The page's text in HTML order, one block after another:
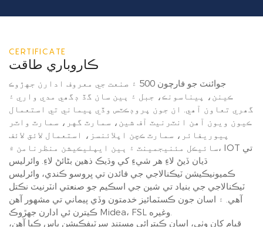
CERTIFICATE
ڪاروباري طاقت
جوائنٽ جو فارچون 500 ۽ صنعت جي معروف ادارن جهڙوڪ
ڪينن، پيناسونڪ، جبل ۽ ٻين سان گڏ ڊگھي مدي واري ۽
گھري تعاون آھي. ان جون پروڊڪٽس وڏي پيماني تي استعمال
ڪيون ويون آهن انٽرنيٽ آف شين، سمارٽ گهر، سمارٽ واٽر
پيوريفائر، سمارٽ ڪچن اپلائنسز، استعمال لائق لائف
سائيڪل مئنيجمينٽ ۽ ٻين ايپليڪيشن منظرنامن ۾، IOT تي
ڌيان ڏيڻ لاءِ هر شيءِ کي وڌيڪ ذهين بڻائڻ لاءِ. وائرليس
ڪميونيڪيشن ٽيڪنالاجي جي فائدن تي ڀروسو ڪندي، وائرليس
ٽيڪنالاجي جي بنياد تي شين جي اسڪيم جو صنعتي انٽرنيٽ نڪتل
آهي. ۽ اسان جون ڪسٽمائيز خدمتون وڏي پيماني تي مشهور آهن
ڪيترن ئي ادارن جهڙوڪ Midea، FSL وغيره.
قيام کان وٺي، اسان ڪيترائي مستند سرٽيفڪيشن پاس ڪيا آهن،